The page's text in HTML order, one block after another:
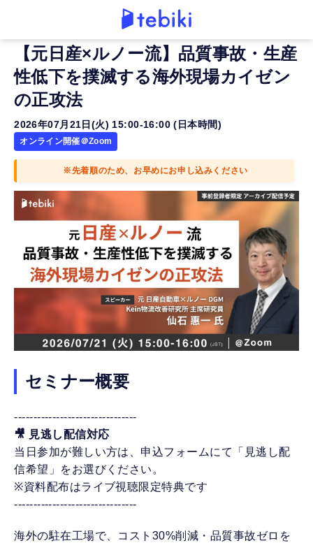
【元日産×ルノー流】品質事故・生産
性低下を撲滅する海外現場カイゼン
の正攻法
2026年07月21日(火) 15:00-16:00 (日本時間)
オンライン開催＠Zoom
※先着順のため、お早めにお申し込みください
セミナー概要
--------------------------------
🎥 見逃し配信対応
当日参加が難しい方は、申込フォームにて「見逃し配
信希望」をお選びください。
※資料配布はライブ視聴限定特典です
--------------------------------
海外の駐在工場で、コスト30%削減・品質事故ゼロを